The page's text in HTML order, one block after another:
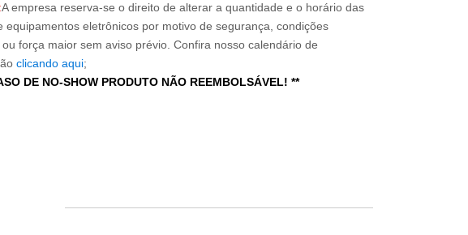
A empresa reserva-se o direito de alterar a quantidade e o horário das
equipamentos eletrônicos por motivo de segurança, condições
força maior sem aviso prévio. Confira nosso calendário de
clicando aqui;
DE NO-SHOW PRODUTO NÃO REEMBOLSÁVEL! **